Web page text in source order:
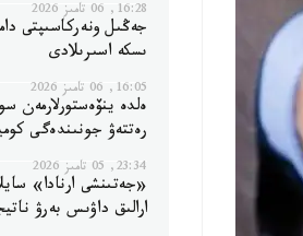
16:28, 06 تامىز 2026
ىسكە اسىرىلادى
16:05, 06 تامىز 2026
ەلدە ينۆەستورلارمەن
رەتتەۋ جونىندەگى
23:34, 05 تامىز 2026
«جەتىنشى ارنادا»
ارالىق داۋىس بەرۋ